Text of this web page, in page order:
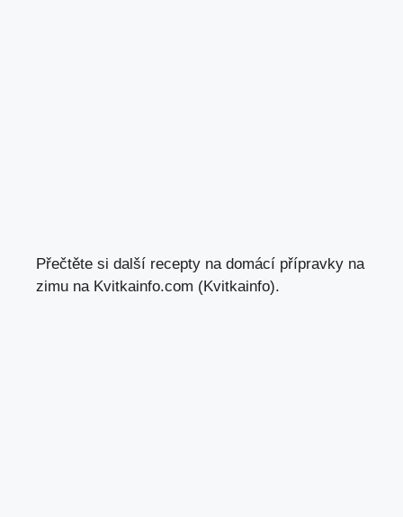
Přečtěte si další recepty na domácí přípravky na
zimu na Kvitkainfo.com (Kvitkainfo).